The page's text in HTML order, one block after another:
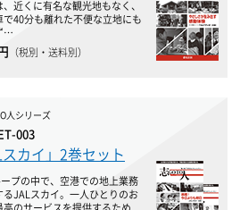
、近くに有名な観光地もなく、
で40分も離れた不便な立地にも
…
（税別・送料別）
人シリーズ
003
カイ」2巻セット
プの中で、空港での地上業務
るJALスカイ。一人ひとりのお
高のサービスを提供するため